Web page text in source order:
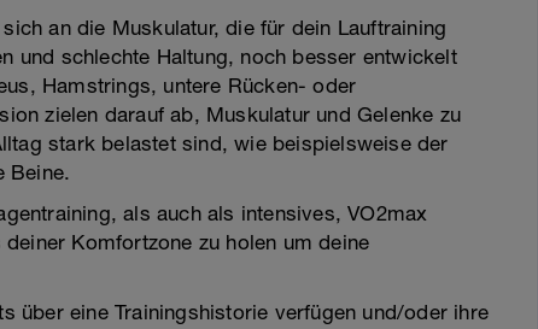
an die Muskulatur, die für dein Lauftraining
und schlechte Haltung, noch besser entwickelt
Hamstrings, untere Rücken- oder
zielen darauf ab, Muskulatur und Gelenke zu
stark belastet sind, wie beispielsweise der
Beine.
als auch als intensives, VO2max
Komfortzone zu holen um deine
über eine Trainingshistorie verfügen und/oder ihre